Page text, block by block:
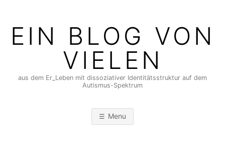
contentEIN BLOG VON
VIELEN
aus dem Er_Leben mit dissoziativer Identitätsstruktur auf dem
Autismus-Spektrum
Menu